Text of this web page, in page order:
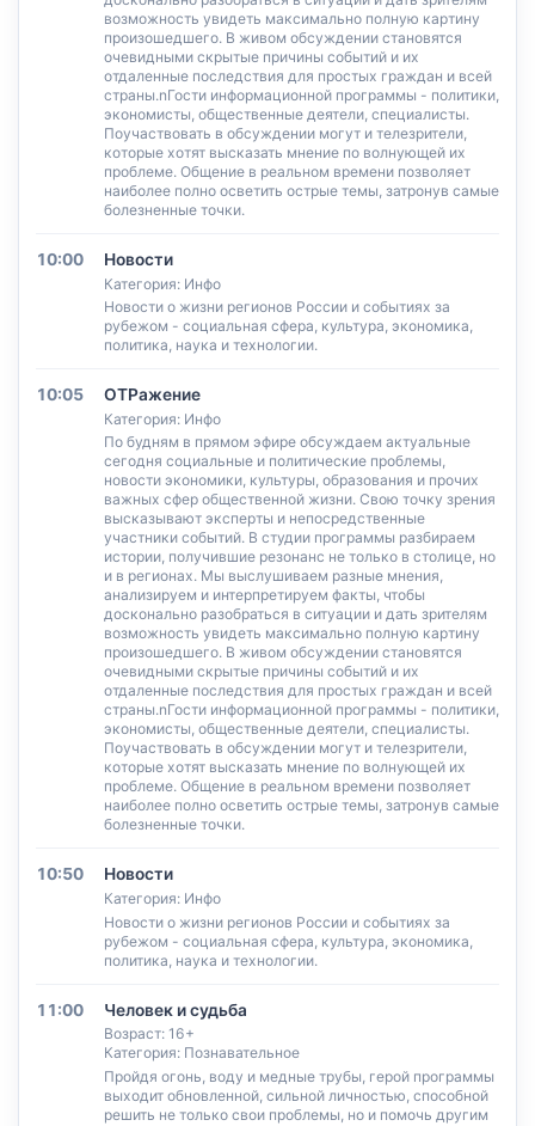
возможность увидеть максимально полную картину
произошедшего. В живом обсуждении становятся
очевидными скрытые причины событий и их
отдаленные последствия для простых граждан и всей
страны.nГости информационной программы - политики,
экономисты, общественные деятели, специалисты.
Поучаствовать в обсуждении могут и телезрители,
которые хотят высказать мнение по волнующей их
проблеме. Общение в реальном времени позволяет
наиболее полно осветить острые темы, затронув самые
болезненные точки.
10:00 Новости
Категория: Инфо
Новости о жизни регионов России и событиях за
рубежом - социальная сфера, культура, экономика,
политика, наука и технологии.
10:05 ОТРажение
Категория: Инфо
По будням в прямом эфире обсуждаем актуальные
сегодня социальные и политические проблемы,
новости экономики, культуры, образования и прочих
важных сфер общественной жизни. Свою точку зрения
высказывают эксперты и непосредственные
участники событий. В студии программы разбираем
истории, получившие резонанс не только в столице, но
и в регионах. Мы выслушиваем разные мнения,
анализируем и интерпретируем факты, чтобы
досконально разобраться в ситуации и дать зрителям
возможность увидеть максимально полную картину
произошедшего. В живом обсуждении становятся
очевидными скрытые причины событий и их
отдаленные последствия для простых граждан и всей
страны.nГости информационной программы - политики,
экономисты, общественные деятели, специалисты.
Поучаствовать в обсуждении могут и телезрители,
которые хотят высказать мнение по волнующей их
проблеме. Общение в реальном времени позволяет
наиболее полно осветить острые темы, затронув самые
болезненные точки.
10:50 Новости
Категория: Инфо
Новости о жизни регионов России и событиях за
рубежом - социальная сфера, культура, экономика,
политика, наука и технологии.
11:00 Человек и судьба
Возраст: 16+
Категория: Познавательное
Пройдя огонь, воду и медные трубы, герой программы
выходит обновленной, сильной личностью, способной
решить не только свои проблемы, но и помочь другим